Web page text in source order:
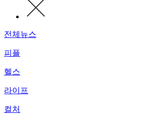
전체뉴스
피플
헬스
라이프
컬처